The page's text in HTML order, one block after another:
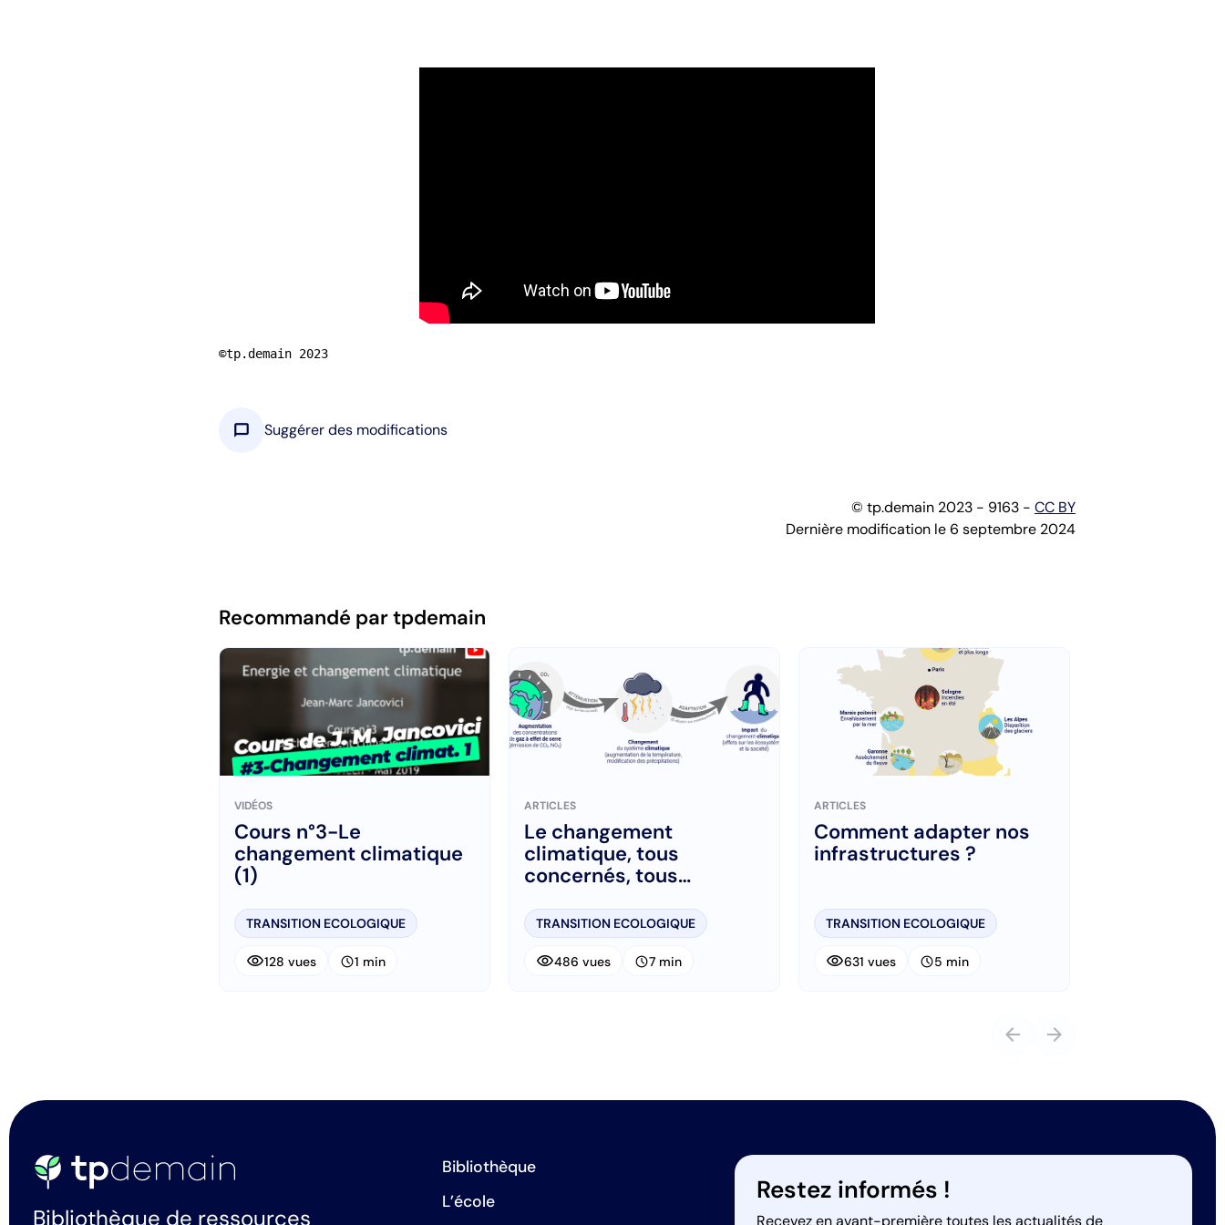
©tp.demain 2023
chat_bubble Suggérer des modifications
© tp.demain 2023 - 9163 - CC BY
Dernière modification le 6 septembre 2024
Recommandé par tpdemain
VIDÉOS
Cours n°3-Le
changement climatique
(1)
TRANSITION ECOLOGIQUE
visibility128 vues schedule1 min
ARTICLES
Le changement
climatique, tous
concernés, tous
responsables
TRANSITION ECOLOGIQUE
visibility486 vues schedule7 min
ARTICLES
Comment adapter nos
infrastructures ?
TRANSITION ECOLOGIQUE
visibility631 vues schedule5 min
arrow_back arrow_forward
Bibliothèque de ressources
Bibliothèque
L’école
Restez informés !
Recevez en avant-première toutes les actualités de